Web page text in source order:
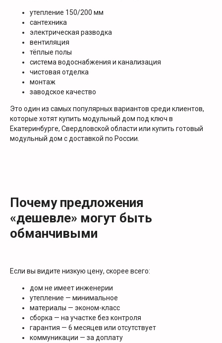
утепление 150/200 мм
сантехника
электрическая разводка
вентиляция
тёплые полы
система водоснабжения и канализация
чистовая отделка
монтаж
заводское качество
Это один из самых популярных вариантов среди клиентов,
которые хотят купить модульный дом под ключ в
Екатеринбурге, Свердловской области или купить готовый
модульный дом с доставкой по России.
Почему предложения
«дешевле» могут быть
обманчивыми
Если вы видите низкую цену, скорее всего:
дом не имеет инженерии
утепление — минимальное
материалы — эконом-класс
сборка — на участке без контроля
гарантия — 6 месяцев или отсутствует
коммуникации — за доплату